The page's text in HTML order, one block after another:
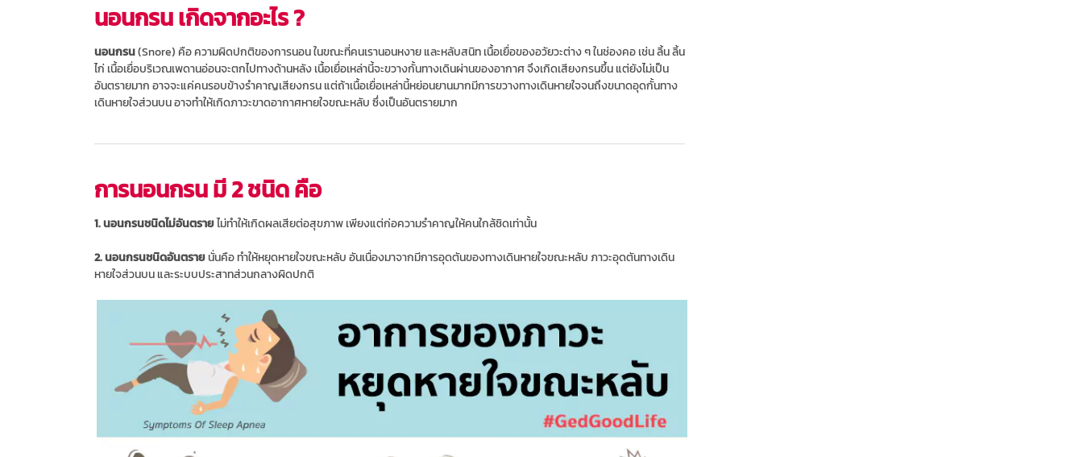
นอนกรน เกิดจากอะไร ?
นอนกรน(Snore) คือ ความผิดปกติของการนอน ในขณะที่คนเรานอนหงาย และหลับสนิท เนื้อเยื่อของอวัยวะต่าง ๆ ในช่องคอ เช่น ลิ้น ลิ้น
ไก่ เนื้อเยื่อบริเวณเพดานอ่อนจะตกไปทางด้านหลัง เนื้อเยื่อเหล่านี้จะขวางกั้นทางเดินผ่านของอากาศ จึงเกิดเสียงกรนขึ้น แต่ยังไม่เป็น
อันตรายมาก อาจจะแค่คนรอบข้างรำคาญเสียงกรน แต่ถ้าเนื้อเยื่อเหล่านี้หย่อนยานมากมีการขวางทางเดินหายใจจนถึงขนาดอุดกั้นทาง
เดินหายใจส่วนบน อาจทำให้เกิดภาวะขาดอากาศหายใจขณะหลับ ซึ่งเป็นอันตรายมาก
การนอนกรน มี 2 ชนิด คือ
1. นอนกรนชนิดไม่อันตรายไม่ทำให้เกิดผลเสียต่อสุขภาพ เพียงแต่ก่อความรำคาญให้คนใกล้ชิดเท่านั้น
2. นอนกรนชนิดอันตราย นั่นคือ ทำให้หยุดหายใจขณะหลับ อันเนื่องมาจากมีการอุดตันของทางเดินหายใจขณะหลับ ภาวะอุดตันทางเดิน
หายใจส่วนบน และระบบประสาทส่วนกลางผิดปกติ